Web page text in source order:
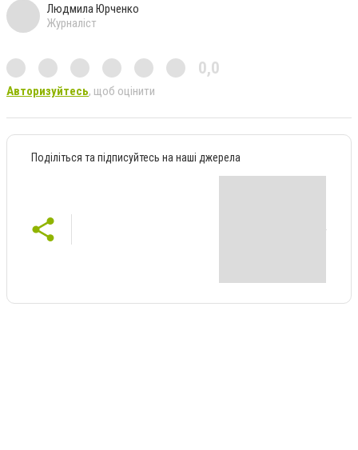
Людмила Юрченко
Журналіст
0,0
Авторизуйтесь, щоб оцінити
Поділіться та підписуйтесь на наші джерела